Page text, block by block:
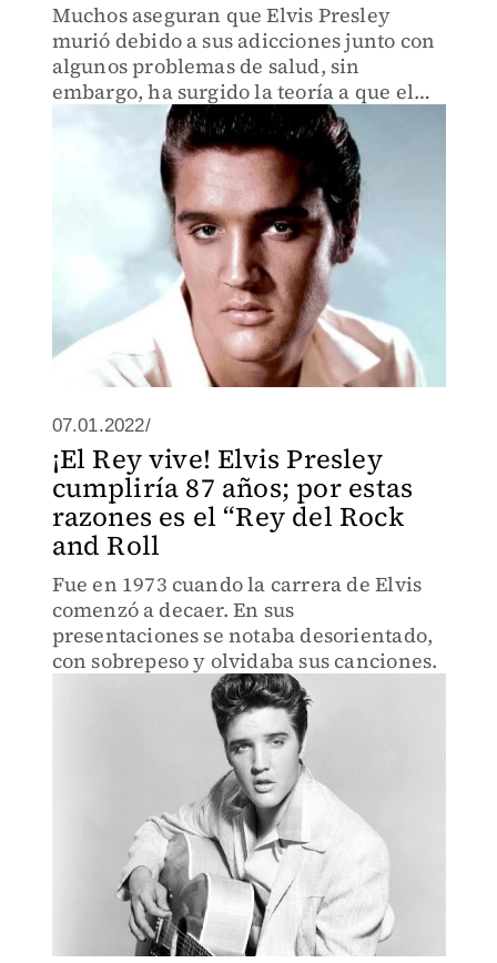
Muchos aseguran que Elvis Presley
murió debido a sus adicciones junto con
algunos problemas de salud, sin
embargo, ha surgido la teoría a que el
cantante falleció joven por sus "malos
07.01.2022/
¡El Rey vive! Elvis Presley
cumpliría 87 años; por estas
razones es el “Rey del Rock
and Roll
Fue en 1973 cuando la carrera de Elvis
comenzó a decaer. En sus
presentaciones se notaba desorientado,
con sobrepeso y olvidaba sus canciones.